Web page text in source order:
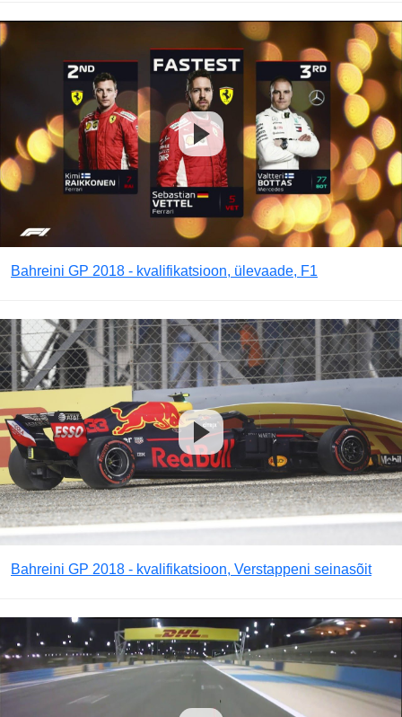
Bahreini GP 2018 - kvalifikatsioon, ülevaade, F1
Bahreini GP 2018 - kvalifikatsioon, Verstappeni seinasõit